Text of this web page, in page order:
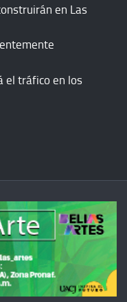
en Las
el tráfico en los